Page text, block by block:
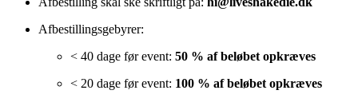
Afbestillingsgebyrer:
< 40 dage før event: 50 % af beløbet opkræves
< 20 dage før event: 100 % af beløbet opkræves